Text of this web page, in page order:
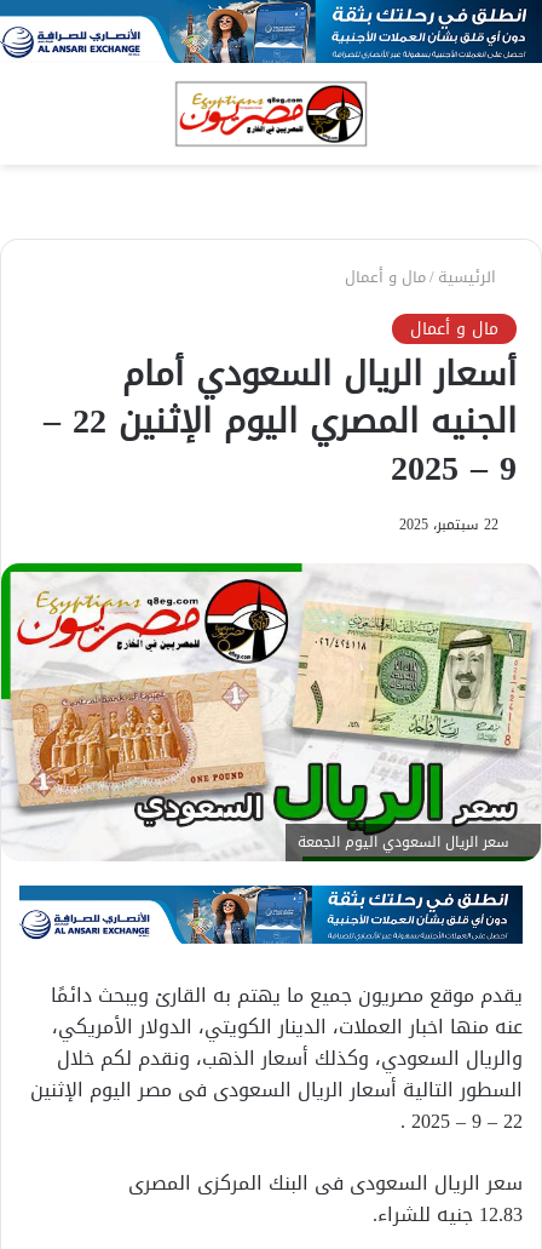
الرئيسية/مال و أعمال
مال و أعمال
أسعار الريال السعودي أمام
الجنيه المصري اليوم الإثنين 22 –
9 – 2025
22 سبتمبر، 2025
سعر الريال السعودي اليوم الجمعة
يقدم موقع مصريون جميع ما يهتم به القارئ ويبحث دائمًا
عنه منها اخبار العملات، الدينار الكويتي، الدولار الأمريكي،
والريال السعودي، وكذلك أسعار الذهب، ونقدم لكم خلال
السطور التالية أسعار الريال السعودى فى مصر اليوم الإثنين
22 – 9 – 2025 .
سعر الريال السعودى فى البنك المركزى المصرى
12.83 جنيه للشراء.